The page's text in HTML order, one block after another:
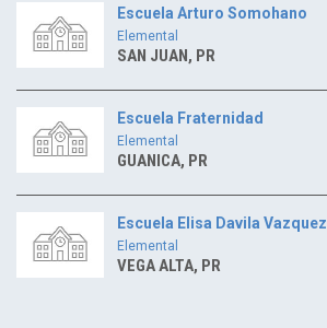
Escuela Arturo Somohano
Elemental
SAN JUAN, PR
Escuela Fraternidad
Elemental
GUANICA, PR
Escuela Elisa Davila Vazquez
Elemental
VEGA ALTA, PR